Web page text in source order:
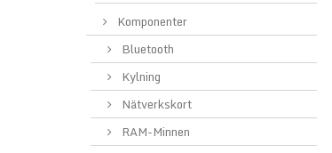
Komponenter
Bluetooth
Kylning
Nätverkskort
RAM-Minnen